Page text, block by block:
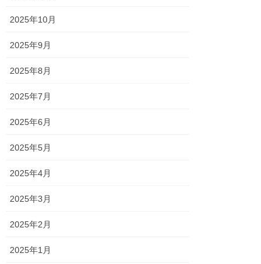
2025年10月
2025年9月
2025年8月
2025年7月
2025年6月
2025年5月
2025年4月
2025年3月
2025年2月
2025年1月